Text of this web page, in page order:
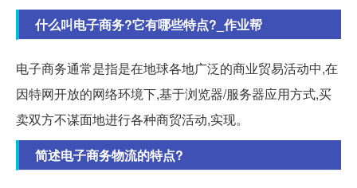
什么叫电子商务?它有哪些特点?_作业帮
电子商务通常是指是在地球各地广泛的商业贸易活动中,在
因特网开放的网络环境下,基于浏览器/服务器应用方式,买
卖双方不谋面地进行各种商贸活动,实现。
简述电子商务物流的特点?